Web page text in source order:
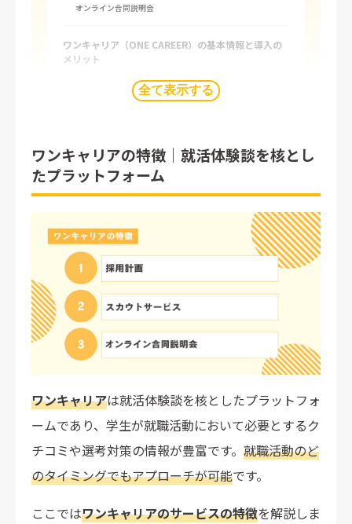
オンライン合同説明会
ワンキャリア（ONE CAREER）の基本情報と導入の
メリット
就活生の66％が登録
ユーザーが使いやすい
運用までサポートしてもらえる
ワンキャリアの営業担当とカスタマーサクセスから得
られるサポート
各種サービスツールの説明
採用マーケットレポートの共有
採用状況に合わせた企業ページの改善提案
定例ミーティング
ワンキャリアの料金プラン
成功企業例｜ワンキャリアを導入し採用目標を達成
株式会社ヒトクセ
はワンキャリアがおすすめ
全て表示する
ワンキャリアの特徴｜就活体験談を核とし
たプラットフォーム
ワンキャリアは就活体験談を核としたプラットフォ
ームであり、学生が就職活動において必要とするク
チコミや選考対策の情報が豊富です。 就職活動のど
のタイミングでもアプローチが可能です。
ここではワンキャリアのサービスの特徴を解説しま